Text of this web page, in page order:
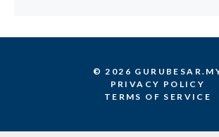
© 2026
PRIVACY POLICY
TERMS OF SERVICE